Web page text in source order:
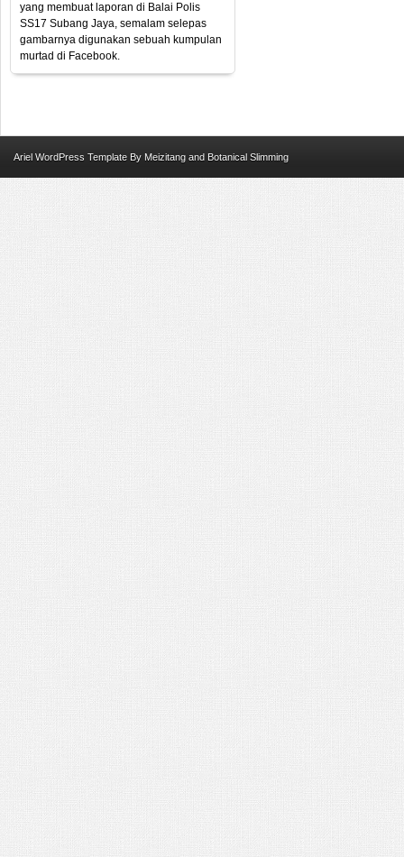
yang membuat laporan di Balai Polis
SS17 Subang Jaya, semalam selepas
gambarnya digunakan sebuah kumpulan
murtad di Facebook.
Ariel WordPress Template By Meizitang and Botanical Slimming